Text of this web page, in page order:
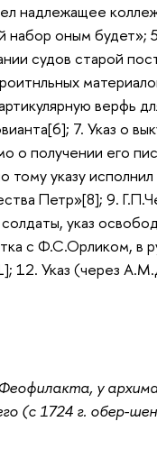
надлежащее
набор оным будет»;
судов старой
верфь
7. Указ о
о получении его
тому указу исполнил
Петр»[8]; 9.
указ
с Ф.С.Орликом, в
12. Указ (через
у
(с 1724 г. обер-